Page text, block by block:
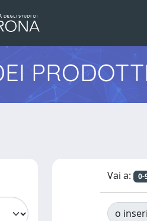
Vai a: 0-
o